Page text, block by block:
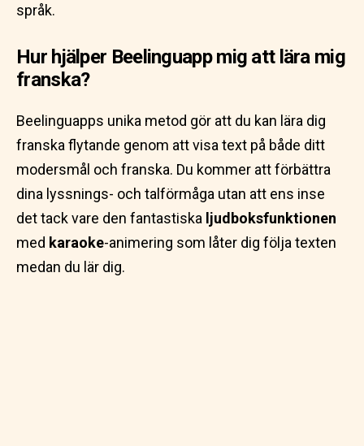
språk.
Hur hjälper Beelinguapp mig att lära mig
franska?
Beelinguapps unika metod gör att du kan lära dig
franska flytande genom att visa text på både ditt
modersmål och franska. Du kommer att förbättra
dina lyssnings- och talförmåga utan att ens inse
det tack vare den fantastiska ljudboksfunktionen
med karaoke-animering som låter dig följa texten
medan du lär dig.